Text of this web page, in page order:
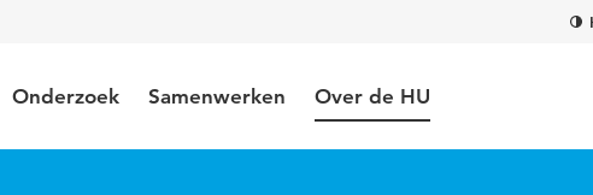
Onderzoek Samenwerken Over de HU